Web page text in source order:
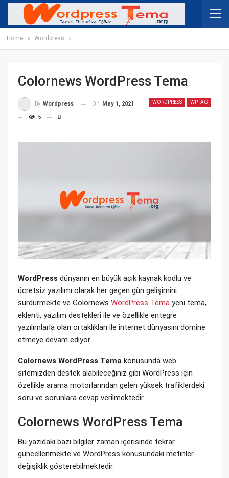
Home Wordpress
Colornews WordPress Tema
WORDPRESS WPTAG
By Wordpress On May 1, 2021
5
WordPress dünyanın en büyük açık kaynak kodlu ve
ücretsiz yazılımı olarak her geçen gün gelişimini
sürdürmekte ve Colornews WordPress Tema yeni tema,
eklenti, yazılım destekleri ile ve özellikle entegre
yazılımlarla olan ortaklıkları ile internet dünyasını domine
etmeye devam ediyor.
Colornews WordPress Tema konusunda web
sitemizden destek alabileceğiniz gibi WordPress için
özellikle arama motorlarından gelen yüksek trafiklerdeki
soru ve sorunlara cevap verilmektedir.
Colornews WordPress Tema
Bu yazıdaki bazı bilgiler zaman içerisinde tekrar
güncellenmekte ve WordPress konusundaki metinler
değişiklik gösterebilmektedir.